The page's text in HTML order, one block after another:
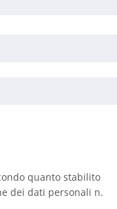
quanto stabilito
dei dati personali n.